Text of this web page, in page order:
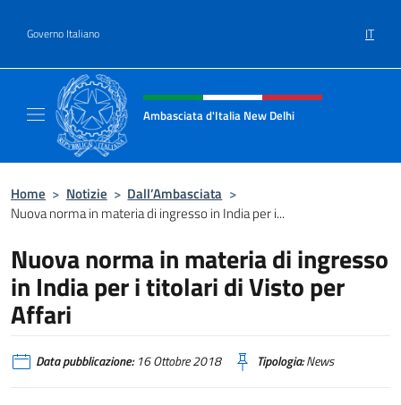
Governo Italiano IT
Intestazione sito, social e menù
Ambasciata d'Italia New Delhi
Home > Notizie > Dall’Ambasciata >
Nuova norma in materia di ingresso in India per i...
Nuova norma in materia di ingresso
in India per i titolari di Visto per
Affari
Data pubblicazione:16 Ottobre 2018 Tipologia:News